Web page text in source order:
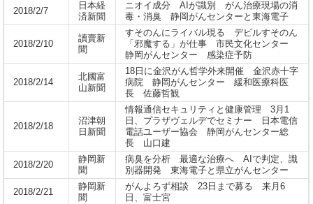
2018/2/7
日本経
済新聞
ニオイ成分 AIが識別 がん治療現場の消
毒・消臭 静岡がんセンターと東海電子
2018/2/10
讀賣新
聞
すそのんにライバル現る デビルすそのん
「邪魔する」が仕事 市民文化センター
静岡がんセンター 感染症予防
2018/2/14
北國富
山新聞
18日に金沢がん哲学外来開催 金沢赤十字
病院 静岡がんセンター 緩和医療科医
長 佐藤哲観
2018/2/18
沼津朝
日新聞
情報通信セキュリティと健康管理 3月1
日、プラザヴェルデでセミナー 日本電信
電話ユーザー協会 静岡がんセンター総
長 山口建
2018/2/20
静岡新
聞
病臭を分析 最適な治療へ AIで判定、識
別器開発 東海電子と県立がんセンター
2018/2/21
静岡新
聞
がんよろず相談 23日まで募る 来月6
日、富士宮